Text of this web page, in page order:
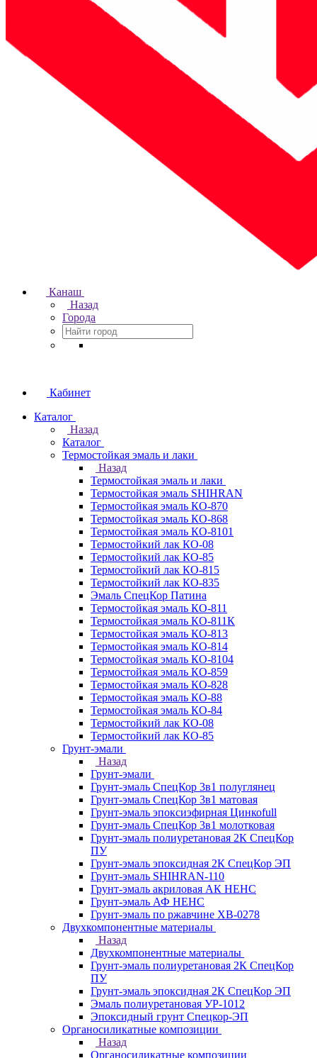
Канаш
Назад
Города
Кабинет
Каталог
Назад
Каталог
Термостойкая эмаль и лаки
Назад
Термостойкая эмаль и лаки
Термостойкая эмаль SHIHRAN
Термостойкая эмаль КО-870
Термостойкая эмаль КО-868
Термостойкая эмаль КО-8101
Термостойкий лак КО-08
Термостойкий лак КО-85
Термостойкий лак КО-815
Термостойкий лак КО-835
Эмаль СпецКор Патина
Термостойкая эмаль КО-811
Термостойкая эмаль КО-811К
Термостойкая эмаль КО-813
Термостойкая эмаль КО-814
Термостойкая эмаль КО-8104
Термостойкая эмаль КО-859
Термостойкая эмаль КО-828
Термостойкая эмаль КО-88
Термостойкая эмаль КО-84
Термостойкий лак КО-08
Термостойкий лак КО-85
Грунт-эмали
Назад
Грунт-эмали
Грунт-эмаль СпецКор 3в1 полуглянец
Грунт-эмаль СпецКор 3в1 матовая
Грунт-эмаль эпоксиэфирная Цинкоfull
Грунт-эмаль СпецКор 3в1 молотковая
Грунт-эмаль полиуретановая 2К СпецКор
ПУ
Грунт-эмаль эпоксидная 2К СпецКор ЭП
Грунт-эмаль SHIHRAN-110
Грунт-эмаль акриловая АК НЕНС
Грунт-эмаль АФ НЕНС
Грунт-эмаль по ржавчине ХВ-0278
Двухкомпонентные материалы
Назад
Двухкомпонентные материалы
Грунт-эмаль полиуретановая 2К СпецКор
ПУ
Грунт-эмаль эпоксидная 2К СпецКор ЭП
Эмаль полиуретановая УР-1012
Эпоксидный грунт Спецкор-ЭП
Органосиликатные композиции
Назад
Органосиликатные композиции